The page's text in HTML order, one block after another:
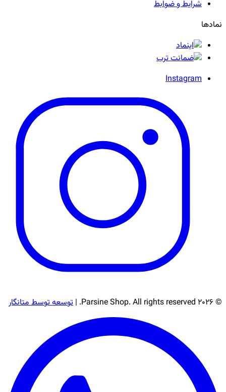
شرایط و ضوابط
نمادها
Instagram
© 2026 Parsine Shop. All rights reserved. | توسعه توسط متانگار